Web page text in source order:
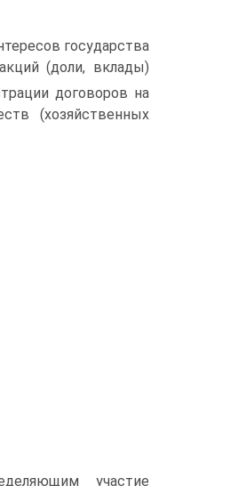
государства
(доли, вклады)
договоров на
(хозяйственных
участие